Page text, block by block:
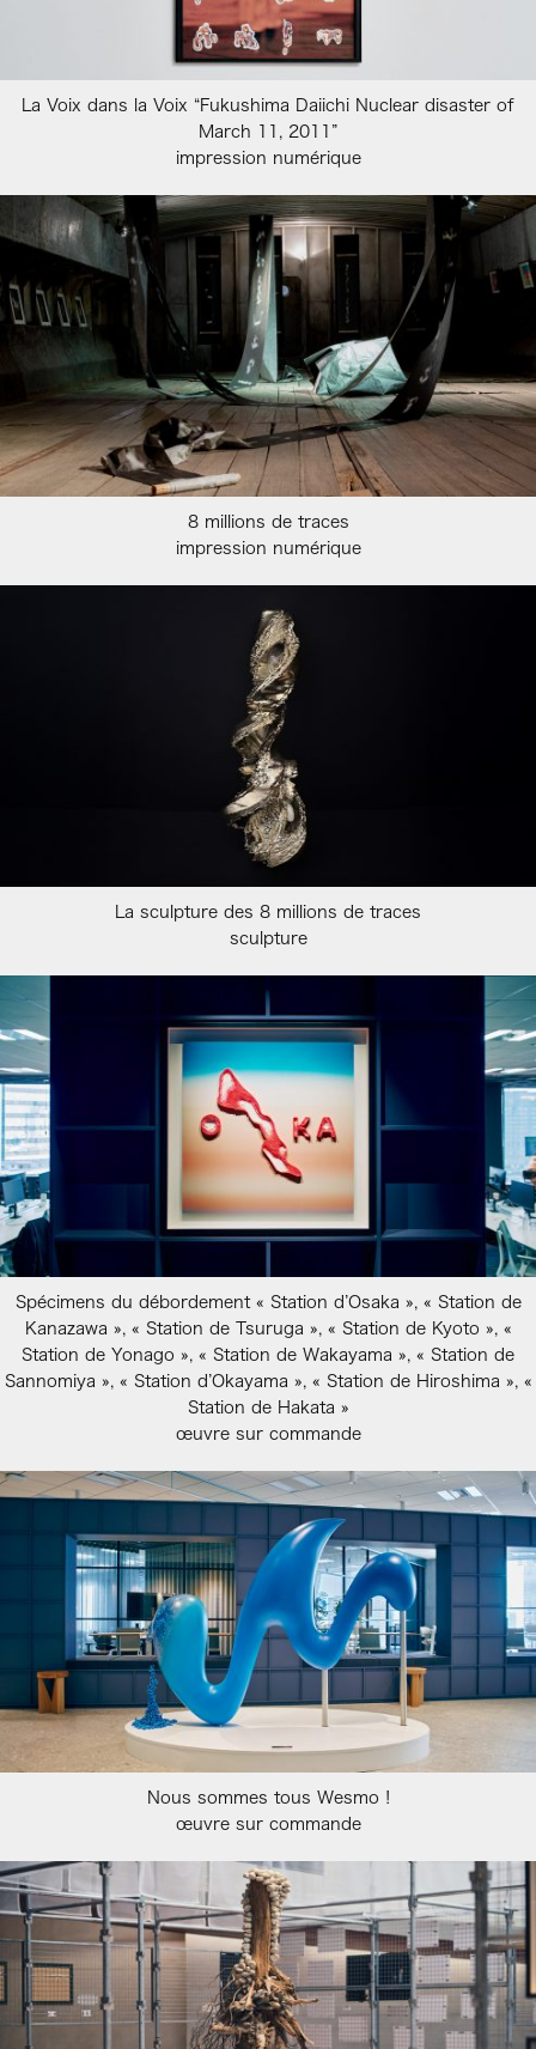
La Voix dans la Voix “Fukushima Daiichi Nuclear disaster of
March 11, 2011”
impression numérique
8 millions de traces
impression numérique
La sculpture des 8 millions de traces
sculpture
Spécimens du débordement « Station d’Osaka », « Station de
Kanazawa », « Station de Tsuruga », « Station de Kyoto », «
Station de Yonago », « Station de Wakayama », « Station de
Sannomiya », « Station d’Okayama », « Station de Hiroshima », «
Station de Hakata »
œuvre sur commande
Nous sommes tous Wesmo !
œuvre sur commande